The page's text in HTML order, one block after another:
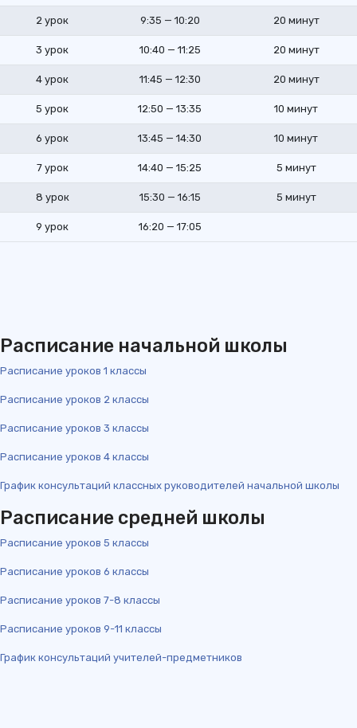
2 урок 9:35 — 10:20 20 минут
3 урок 10:40 — 11:25 20 минут
4 урок 11:45 — 12:30 20 минут
5 урок 12:50 — 13:35 10 минут
6 урок 13:45 — 14:30 10 минут
7 урок 14:40 — 15:25 5 минут
8 урок 15:30 — 16:15 5 минут
9 урок 16:20 — 17:05
Расписание начальной школы
Расписание уроков 1 классы
Расписание уроков 2 классы
Расписание уроков 3 классы
Расписание уроков 4 классы
График консультаций классных руководителей начальной школы
Расписание средней школы
Расписание уроков 5 классы
Расписание уроков 6 классы
Расписание уроков 7-8 классы
Расписание уроков 9-11 классы
График консультаций учителей-предметников